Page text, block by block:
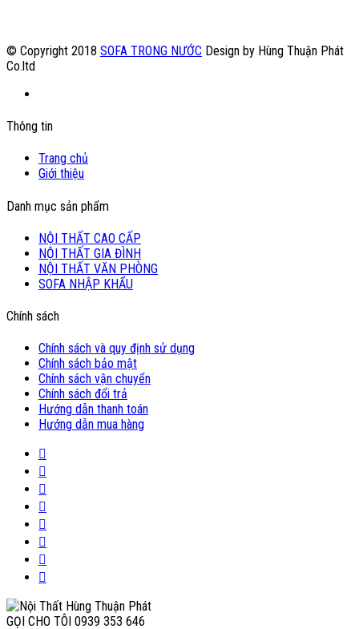
© Copyright 2018 SOFA TRONG NƯỚC Design by Hùng Thuận Phát
Co.ltd
Thông tin
Trang chủ
Giới thiệu
Danh mục sản phẩm
NỘI THẤT CAO CẤP
NỘI THẤT GIA ĐÌNH
NỘI THẤT VĂN PHÒNG
SOFA NHẬP KHẨU
Chính sách
Chính sách và quy định sử dụng
Chính sách bảo mật
Chính sách vận chuyển
Chính sách đổi trả
Hướng dẫn thanh toán
Hướng dẫn mua hàng
GỌI CHO TÔI 0939 353 646